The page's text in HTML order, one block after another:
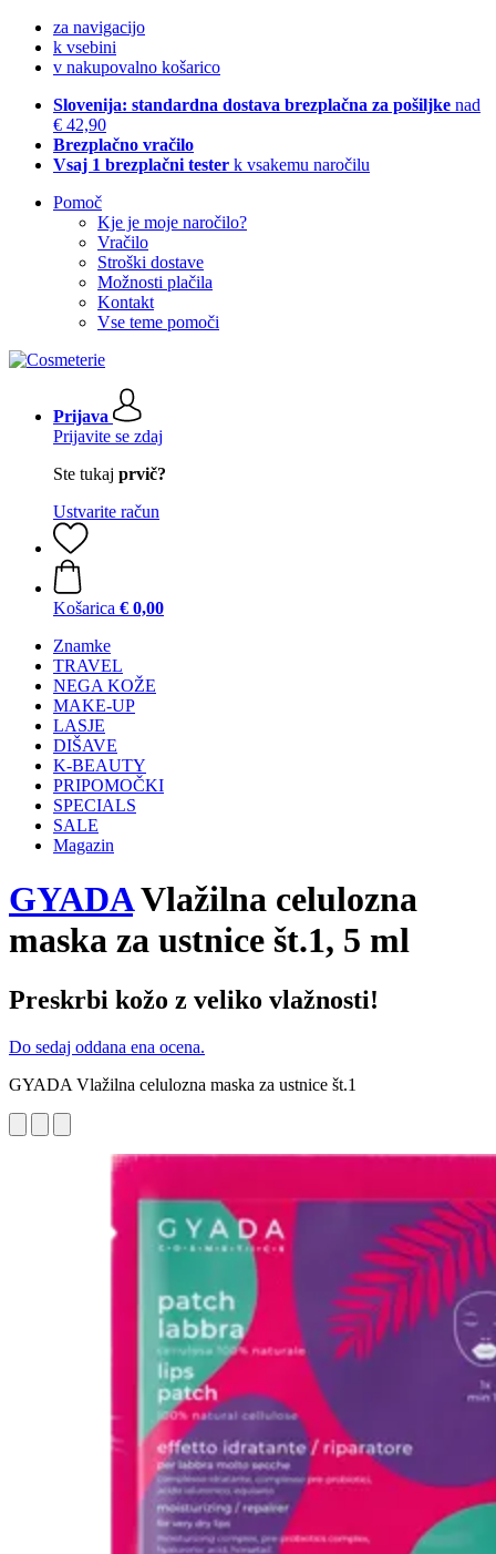
za navigacijo
k vsebini
v nakupovalno košarico
Slovenija: standardna dostava brezplačna za pošiljke nad
€ 42,90
Brezplačno vračilo
Vsaj 1 brezplačni tester k vsakemu naročilu
Pomoč
Kje je moje naročilo?
Vračilo
Stroški dostave
Možnosti plačila
Kontakt
Vse teme pomoči
Prijava
Prijavite se zdaj
Ste tukaj prvič?
Ustvarite račun
Košarica € 0,00
Znamke
TRAVEL
NEGA KOŽE
MAKE-UP
LASJE
DIŠAVE
K-BEAUTY
PRIPOMOČKI
SPECIALS
SALE
Magazin
GYADAVlažilna celulozna
maska za ustnice št.1, 5 ml
Preskrbi kožo z veliko vlažnosti!
Do sedaj oddana ena ocena.
GYADA Vlažilna celulozna maska za ustnice št.1